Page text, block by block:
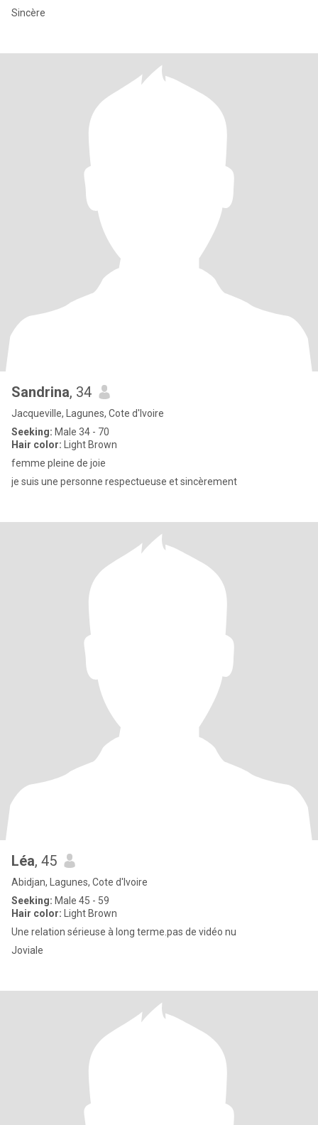
Sincère
Sandrina, 34
Jacqueville, Lagunes, Cote d'Ivoire
Seeking: Male 34 - 70
Hair color: Light Brown
femme pleine de joie
je suis une personne respectueuse et sincèrement
Léa, 45
Abidjan, Lagunes, Cote d'Ivoire
Seeking: Male 45 - 59
Hair color: Light Brown
Une relation sérieuse à long terme.pas de vidéo nu
Joviale